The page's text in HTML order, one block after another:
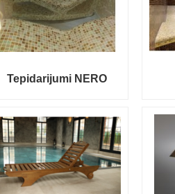
Tepidarijumi NERO